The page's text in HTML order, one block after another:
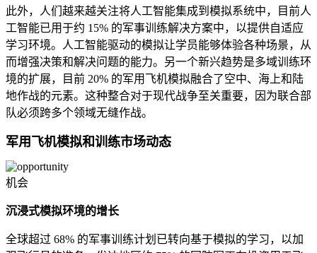
此外，人们越来越关注将人工智能集成到模拟系统中，目前人
工智能已用于约 15% 的军事训练解决方案中，以提供自适应
学习环境。人工智能驱动的模拟让学员能够体验各种场景，从
而增强决策和解决问题的能力。另一个新兴趋势是多域训练环
境的扩展，目前 20% 的军用飞机模拟融合了空中、海上和陆
地作战的元素。这种整合对于现代战争至关重要，因为联合部
队必须跨多个领域无缝作战。
军用飞机模拟和训练市场动态
机会
沉浸式模拟环境的增长
全球超过 68% 的军事训练计划已转向基于模拟的学习，以加